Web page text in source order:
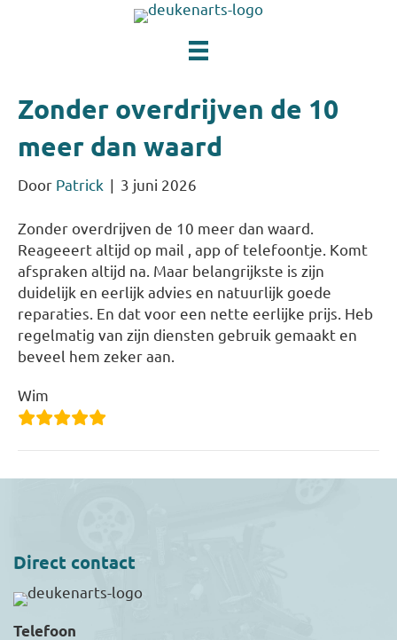
Zonder overdrijven de 10
meer dan waard
Door Patrick | 3 juni 2026
Zonder overdrijven de 10 meer dan waard.
Reageeert altijd op mail , app of telefoontje. Komt
afspraken altijd na. Maar belangrijkste is zijn
duidelijk en eerlijk advies en natuurlijk goede
reparaties. En dat voor een nette eerlijke prijs. Heb
regelmatig van zijn diensten gebruik gemaakt en
beveel hem zeker aan.
Wim
Direct contact
Telefoon